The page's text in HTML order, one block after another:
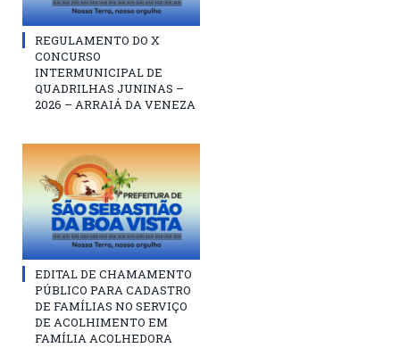
REGULAMENTO DO X
CONCURSO
INTERMUNICIPAL DE
QUADRILHAS JUNINAS –
2026 – ARRAIÁ DA VENEZA
EDITAL DE CHAMAMENTO
PÚBLICO PARA CADASTRO
DE FAMÍLIAS NO SERVIÇO
DE ACOLHIMENTO EM
FAMÍLIA ACOLHEDORA